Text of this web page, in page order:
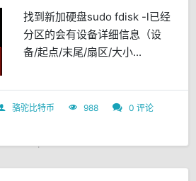
找到新加硬盘sudo fdisk -l已经
分区的会有设备详细信息（设
备/起点/末尾/扇区/大小...
骆驼比特币 988
0 评论